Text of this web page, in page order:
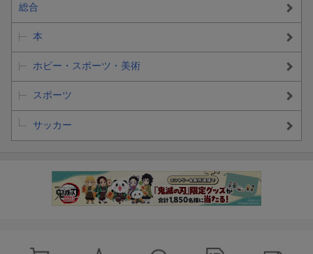
す。
現代サッカー用語ガイドも付き、このブックレットだけでも観戦
を十二分に楽しむことができます。
総合
本
ホビー・スポーツ・美術
スポーツ
サッカー